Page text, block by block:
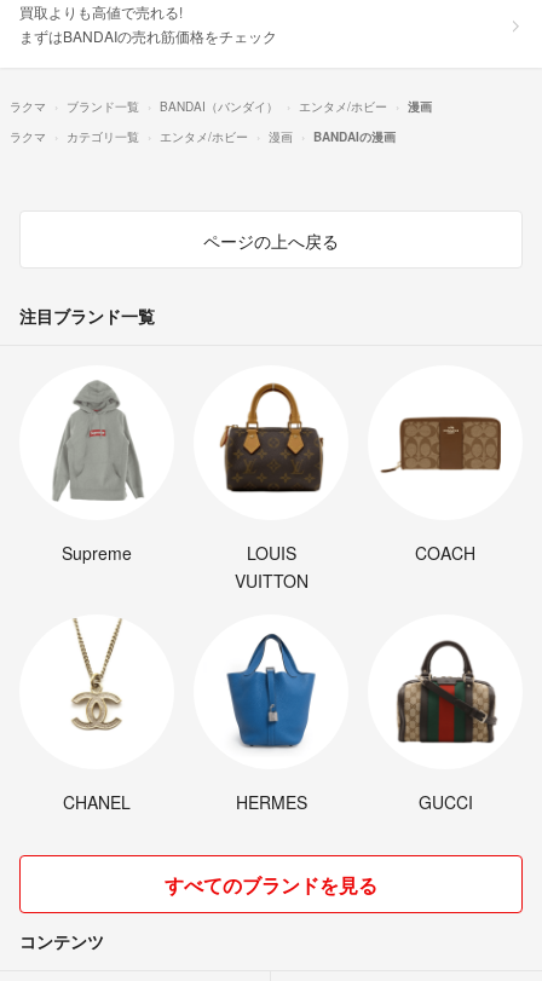
買取よりも高値で売れる!
まずはBANDAIの売れ筋価格をチェック
ラクマ ブランド一覧 BANDAI（バンダイ） エンタメ/ホビー
漫画
ラクマ
カテゴリ一覧 エンタメ/ホビー 漫画 BANDAIの漫画
ページの上へ戻る
注目ブランド一覧
Supreme
LOUIS
VUITTON
COACH
CHANEL HERMES GUCCI
すべてのブランドを見る
コンテンツ